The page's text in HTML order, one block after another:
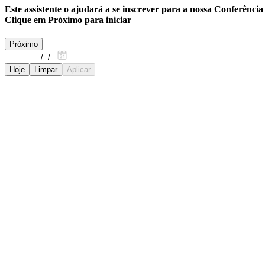
Este assistente o ajudará a se inscrever para a nossa
Clique em Próximo para iniciar
Próximo
Hoje Limpar Aplicar